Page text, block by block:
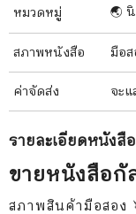
หมวดหมู่ 🌏
สภาพหนังสือ มือส
ค่าจัดส่ง จะ
รายละเอียดหนังสือ
ขายหนังสือกั
สภาพสินค้ามือสอง